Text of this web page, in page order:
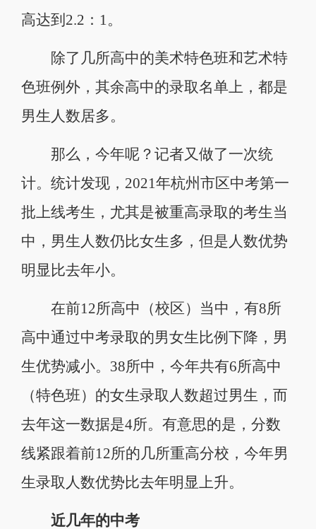
高达到2.2：1。
除了几所高中的美术特色班和艺术特
色班例外，其余高中的录取名单上，都是
男生人数居多。
那么，今年呢？记者又做了一次统
计。统计发现，2021年杭州市区中考第一
批上线考生，尤其是被重高录取的考生当
中，男生人数仍比女生多，但是人数优势
明显比去年小。
在前12所高中（校区）当中，有8所
高中通过中考录取的男女生比例下降，男
生优势减小。38所中，今年共有6所高中
（特色班）的女生录取人数超过男生，而
去年这一数据是4所。有意思的是，分数
线紧跟着前12所的几所重高分校，今年男
生录取人数优势比去年明显上升。
近几年的中考